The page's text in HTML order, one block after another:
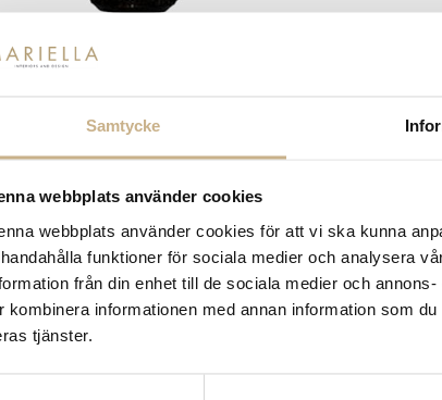
Samtycke
webbplats använder cookies
webbplats använder cookies för att vi ska kunna
funktioner för sociala medier och analysera
från din enhet till de sociala medier och
kombinera informationen med annan information som
tjänster.